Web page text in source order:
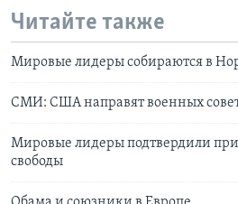
Читайте также
Мировые лидеры собираются в
СМИ: США направят военных
Мировые лидеры подтвердили
свободы